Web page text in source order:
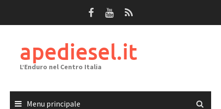
apediesel.it
L’Enduro nel Centro Italia
Menu principale